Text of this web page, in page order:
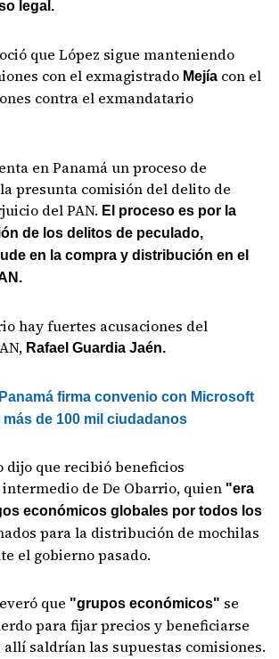
legal.
que López sigue manteniendo
con el exmagistrado Mejía con el
contra el exmandatario
en Panamá un proceso de
presunta comisión del delito de
del PAN. El proceso es por la
de los delitos de peculado,
en la compra y distribución en el
hay fuertes acusaciones del
Rafael Guardia Jaén.
Panamá firma convenio con Microsoft
de 100 mil ciudadanos
dijo que recibió beneficios
de De Obarrio, quien "era
económicos globales por todos los
para la distribución de mochilas
el gobierno pasado.
que "grupos económicos" se
para fijar precios y beneficiarse
allí saldrían las supuestas comisiones.